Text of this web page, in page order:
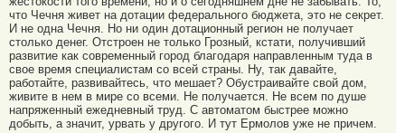
что Чечня живет на дотации федерального бюджета, это не секрет.
И не одна Чечня. Но ни один дотационный регион не получает
столько денег. Отстроен не только Грозный, кстати, получивший
развитие как современный город благодаря направленным туда в
свое время специалистам со всей страны. Ну, так давайте,
работайте, развивайтесь, что мешает? Обустраивайте свой дом,
живите в нем в мире со всеми. Не получается. Не всем по душе
напряженный ежедневный труд. С автоматом быстрее можно
добыть, а значит, урвать у другого. И тут Ермолов уже не причем.